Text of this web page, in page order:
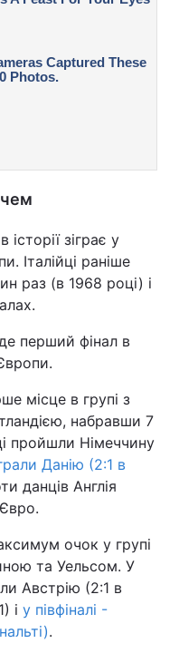
історії зіграє у
Італійці раніше
раз (в 1968 році) і
перший фінал в
місце в групі з
набравши 7
пройшли Німеччину
Данію (2:1 в
данців Англія
очок у групі
та Уельсом. У
Австрію (2:1 в
і у півфіналі -
.